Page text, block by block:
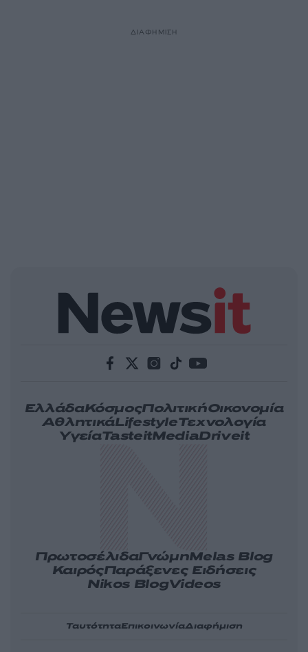
ΔΙΑΦΗΜΙΣΗ
ΕλλάδαΚόσμοςΠολιτικήΟικονομία
ΑθλητικάLifestyleΤεχνολογία
ΥγείαTasteitMediaDriveit
ΠρωτοσέλιδαΓνώμηMelas Blog
ΚαιρόςΠαράξενες Ειδήσεις
Nikos BlogVideos
ΤαυτότηταΕπικοινωνίαΔιαφήμιση